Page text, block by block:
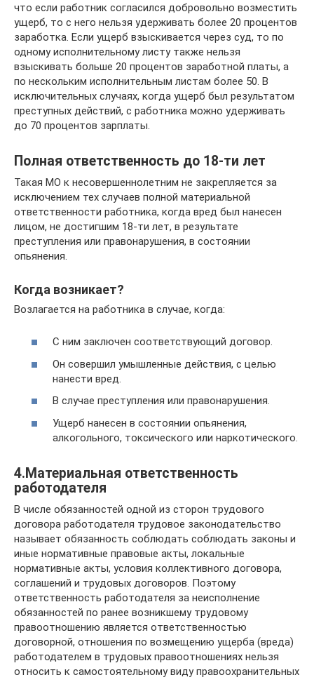
что если работник согласился добровольно возместить
ущерб, то с него нельзя удерживать более 20 процентов
заработка. Если ущерб взыскивается через суд, то по
одному исполнительному листу также нельзя
взыскивать больше 20 процентов заработной платы, а
по нескольким исполнительным листам более 50. В
исключительных случаях, когда ущерб был результатом
преступных действий, с работника можно удерживать
до 70 процентов зарплаты.
Полная ответственность до 18-ти лет
Такая МО к несовершеннолетним не закрепляется за
исключением тех случаев полной материальной
ответственности работника, когда вред был нанесен
лицом, не достигшим 18-ти лет, в результате
преступления или правонарушения, в состоянии
опьянения.
Когда возникает?
Возлагается на работника в случае, когда:
С ним заключен соответствующий договор.
Он совершил умышленные действия, с целью
нанести вред.
В случае преступления или правонарушения.
Ущерб нанесен в состоянии опьянения,
алкогольного, токсического или наркотического.
4.Материальная ответственность
работодателя
В числе обязанностей одной из сторон трудового
договора работодателя трудовое законодательство
называет обязанность со­блюдать соблюдать законы и
иные нормативные правовые акты, локальные
нормативные акты, условия коллективного договора,
соглашений и трудовых договоров. Поэтому
ответственность работодателя за неисполнение
обязанно­стей по ранее возникшему трудовому
правоотношению является ответственностью
договорной, отношения по возмещению ущерба (вреда)
работодателем в трудовых правоотношениях нельзя
отно­сить к самостоятельному виду правоохранительных